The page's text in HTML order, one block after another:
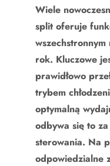
Wiele
split oferuje
rok. Kluczowe
prawidłowo
trybem
optymalną
odbywa się to
sterowania. Na
odpowiedzialne